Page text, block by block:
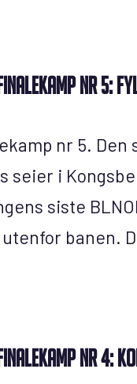
FINALEKAMP NR 5:
nr 5. Den
seier i
siste
utenfor banen.
Finalekamp nr 4: